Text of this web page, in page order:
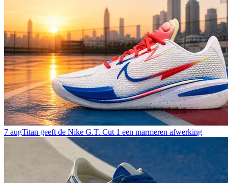
7 augTitan geeft de Nike G.T. Cut 1 een marmeren afwerking